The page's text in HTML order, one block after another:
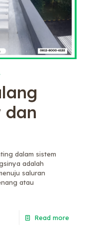
dan
dalam sistem
adalah
saluran
atau
Read more